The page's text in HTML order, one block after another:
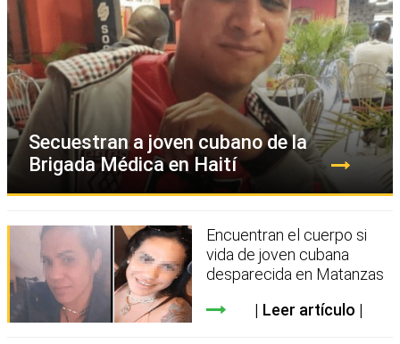
Secuestran a joven cubano de la
Brigada Médica en Haití
Encuentran el cuerpo si
vida de joven cubana
desparecida en Matanzas
Leer artículo